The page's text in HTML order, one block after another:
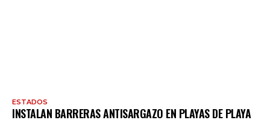
ESTADOS
INSTALAN BARRERAS ANTISARGAZO EN PLAYAS DE PLAYA